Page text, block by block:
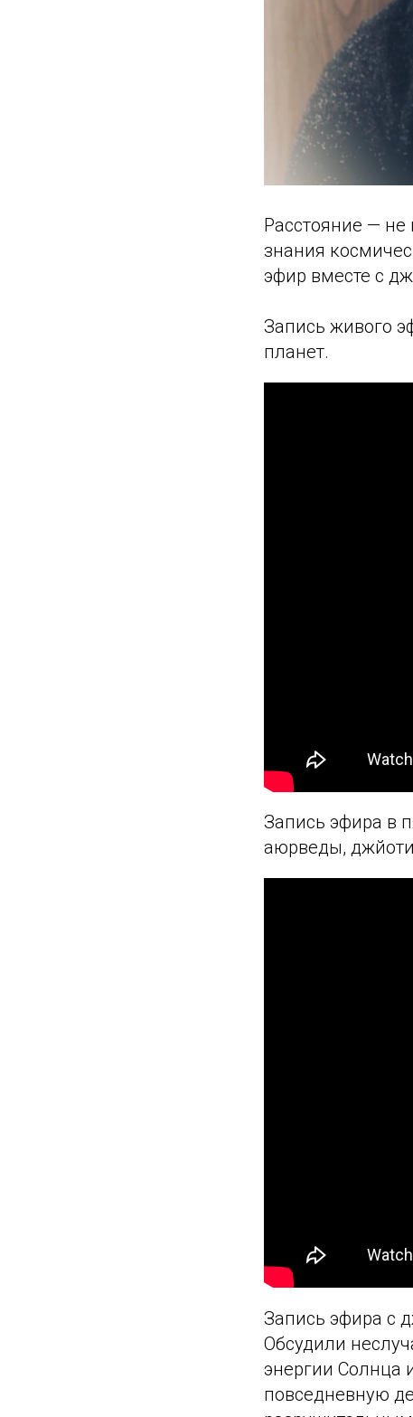
Расстояние —
знания
эфир вместе с
Запись живого
планет.
Запись эфира в
аюрведы,
Запись эфира с
Обсудили
энергии Солнца
повседневную